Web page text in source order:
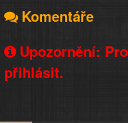
Komentáře
Upozornění:
přihlásit.